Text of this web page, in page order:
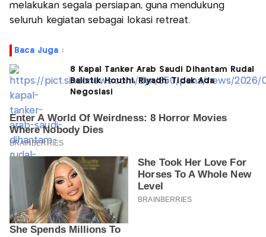
melakukan segala persiapan, guna mendukung
seluruh kegiatan sebagai lokasi retreat.
Baca Juga :
8 Kapal Tanker Arab Saudi Dihantam Rudal
Balistik Houthi, Riyadh: Tidak Ada
Negosiasi